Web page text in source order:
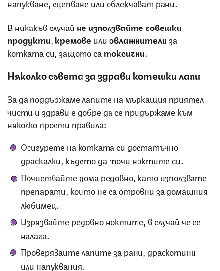
напукване, сцепване или облекчават рани.
В никакъв случай не използвайте човешки
продукти кремове илиовлажнителиза
котката си, защото са токсични.
Няколко съвета за здрави котешки лапи
За да поддържаме лапите на мъркащия приятел
чисти и здрави е добре да се придържаме към
няколко прости правила:
Осигурете на котката си достатъчно
драскалки, където да точи ноктите си.
Почиствайте дома редовно, като използвате
препарати, които не са отровни за домашния
любимец.
Изрязвайте редовно ноктите, в случай че се
налага.
Проверявайте лапите за рани, драскотини
или напуквания.